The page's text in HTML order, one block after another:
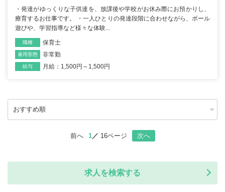
・発達がゆっくりな子供達を、放課後や学校がお休み際にお預かりし、
療育するお仕事です。 ・一人ひとりの発達段階に合わせながら、ボール
遊びや、学習指導など様々な体験...
職種 保育士
雇用形態 非常勤
給与 月給：1,500円～1,500円
前へ 1 16ページ 次へ
求人を検索する